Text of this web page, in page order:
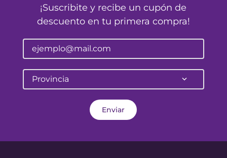
¡Suscribite y recibe un cupón de
descuento en tu primera compra!
Provincia
Enviar